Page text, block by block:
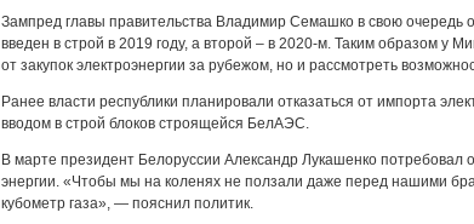
Зампред главы правительства Владимир Семашко в свою очередь
введен в строй в 2019 году, а второй – в 2020-м. Таким образом у
от закупок электроэнергии за рубежом, но и рассмотреть
Ранее власти республики планировали отказаться от импорта
вводом в строй блоков строящейся БелАЭС.
В марте президент Белоруссии Александр Лукашенко потребовал
энергии. «Чтобы мы на коленях не ползали даже перед нашими
кубометр газа», — пояснил политик.